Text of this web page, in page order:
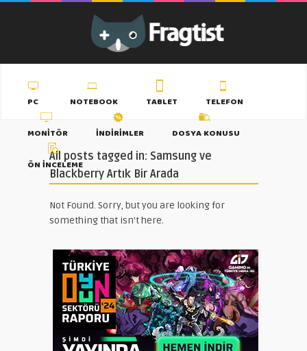
PC NOTEBOOK TABLET
TELEFON
MONITÖR
İNDIRIMLER
DOSYA KONUSU
ÖN İNCELEME
All posts tagged in: Samsung ve
Blackberry Artık Bir Arada
Not Found. Sorry, but you are looking for
something that isn't here.